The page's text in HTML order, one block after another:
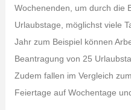
Wochenenden, um durch die
Urlaubstage, möglichst viele
Jahr zum Beispiel können
Beantragung von 25
Zudem fallen im Vergleich
Feiertage auf Wochentage